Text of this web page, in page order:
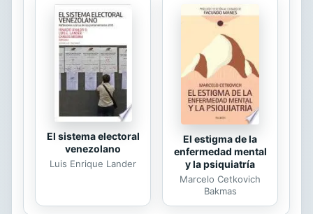
El sistema electoral
venezolano
Luis Enrique Lander
El estigma de la
enfermedad mental
y la psiquiatría
Marcelo Cetkovich
Bakmas